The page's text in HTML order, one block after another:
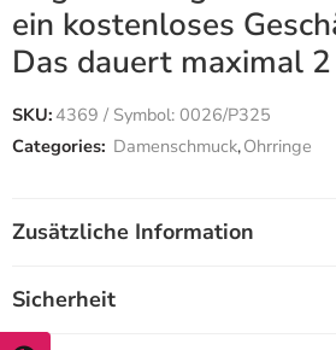
ein kostenloses
Das dauert maximal
SKU:4369 / Symbol: 0026/P325
Categories: Damenschmuck,Ohrringe
Zusätzliche Information
Sicherheit